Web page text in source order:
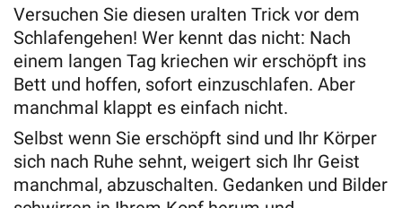
Versuchen Sie diesen uralten Trick vor dem
Schlafengehen! Wer kennt das nicht: Nach
einem langen Tag kriechen wir erschöpft ins
Bett und hoffen, sofort einzuschlafen. Aber
manchmal klappt es einfach nicht.
Selbst wenn Sie erschöpft sind und Ihr Körper
sich nach Ruhe sehnt, weigert sich Ihr Geist
manchmal, abzuschalten. Gedanken und Bilder